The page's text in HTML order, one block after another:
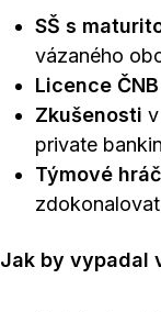
SŠ s
vázaného
Licence
Zkušenosti
private
Týmové
Jak by vypadal